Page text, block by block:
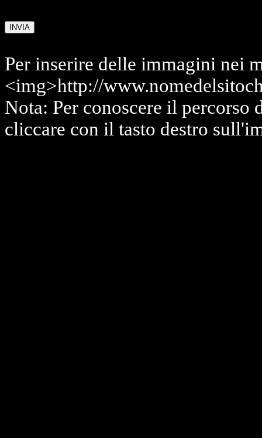
Per inserire delle immagini nei
<img>http://
Nota: Per conoscere il percorso
cliccare con il tasto destro